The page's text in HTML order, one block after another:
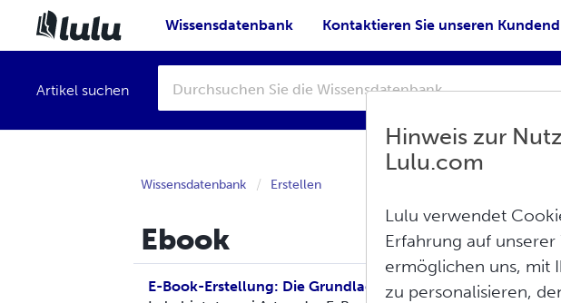
Wissensdatenbank Kontaktieren Sie unseren
Artikel suchen
Wissensdatenbank Erstellen
Ebook
E-Book-Erstellung: Die Grundlagen
Hinweis zur
Lulu.com
Lulu verwendet
Erfahrung auf
ermöglichen uns, mit
zu personalisieren,